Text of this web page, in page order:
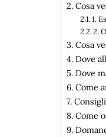
Cosa
1.
2.
Cosa
Dove
Dove
Come
Come